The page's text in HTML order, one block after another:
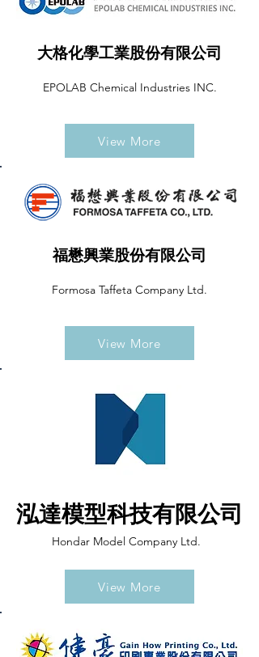
大格化學工業股份有限公司
EPOLAB Chemical Industries INC.
View More
福懋興業股份有限公司
Formosa Taffeta Company Ltd.
View More
泓達模型科技有限公司
Hondar Model Company Ltd.
View More